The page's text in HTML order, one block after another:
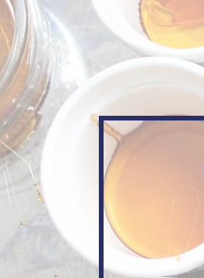
Skip to main content